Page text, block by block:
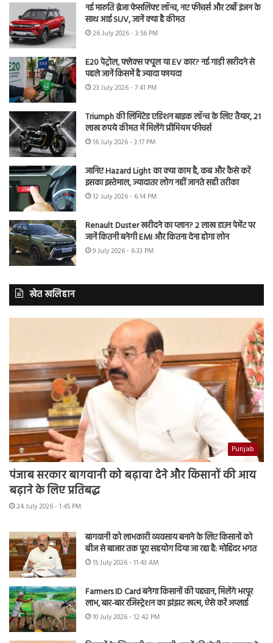
नई मारुति ब्रेजा फेसलिफ्ट लॉन्च, नए फीचर्स और टर्बो इंजन के
साथ आई SUV, जानें क्या है कीमत
26 July 2026 - 3:56 PM
E20 पेट्रोल, फ्लेक्स फ्यूल या EV कार? नई गाड़ी खरीदने से
पहले जानें किसमें है ज्यादा फायदा
23 July 2026 - 7:41 PM
Triumph की लिमिटेड एडिशन बाइक लॉन्च के लिए तैयार, 21
लाख रुपये कीमत में मिलेंगे प्रीमियम फीचर्स
16 July 2026 - 3:17 PM
जानिए Hazard Light का क्या काम है, कब और कैसे करें
इसका इस्तेमाल, ज्यादातर लोग नहीं जानते सही तरीका
12 July 2026 - 6:14 PM
Renault Duster खरीदने का प्लान? 2 लाख डाउन पेमेंट पर
जानें कितनी बनेगी EMI और कितना देना होगा लोन
9 July 2026 - 6:33 PM
खेत खलिहान
Punjab
पंजाब सरकार बागवानी को बढ़ावा देने और किसानों की आय
बढ़ाने के लिए प्रतिबद्ध
24 July 2026 - 1:45 PM
बागवानी को लाभकारी व्यवसाय बनाने के लिए किसानों को
बीज से बाजार तक पूरा सहयोग दिया जा रहा है: मोहिंदर भगत
15 July 2026 - 11:43 AM
Farmers ID Card बनेगा किसानों की पहचान, मिलेंगे भरपूर
लाभ, बार-बार रजिस्ट्रेशन का झंझट खत्म, ऐसे करें अप्लाई
10 July 2026 - 12:42 PM